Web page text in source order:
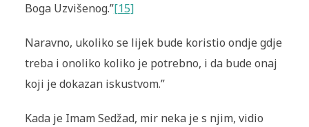
Boga Uzvišenog.”[15]
Naravno, ukoliko se lijek bude koristio ondje gdje
treba i onoliko koliko je potrebno, i da bude onaj
koji je dokazan iskustvom.”
Kada je Imam Sedžad, mir neka je s njim, vidio